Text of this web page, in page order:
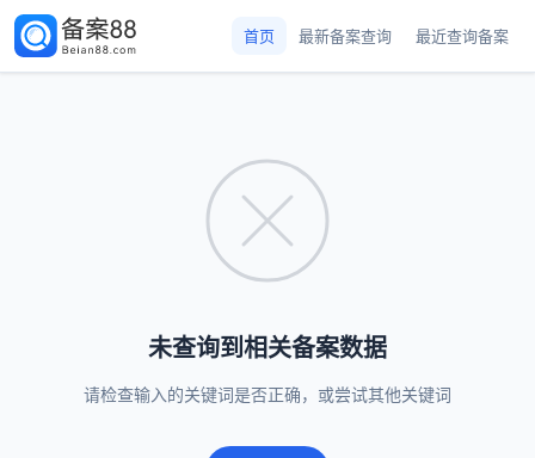
首页 最新备案查询 最近查询备案
未查询到相关备案数据
请检查输入的关键词是否正确，或尝试其他关键词